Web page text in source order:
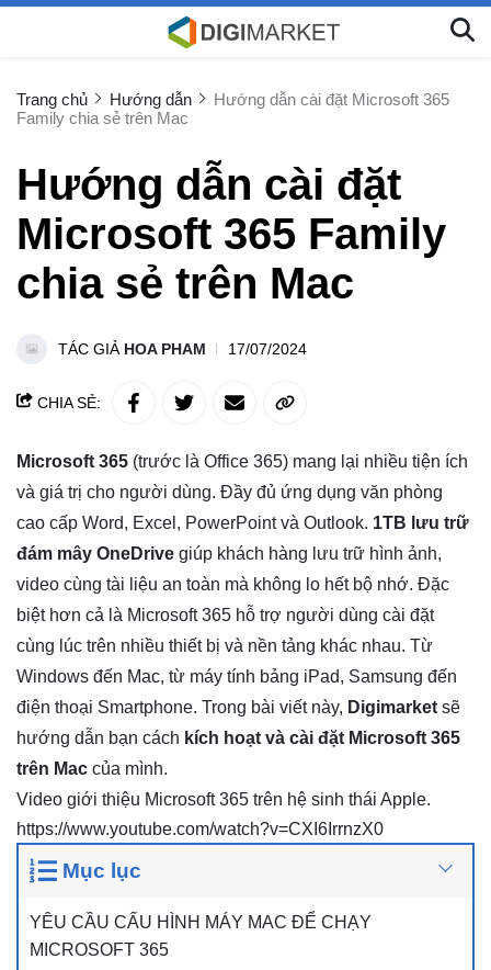
Trang chủ Hướng dẫn
Hướng dẫn cài đặt Microsoft 365
Family chia sẻ trên Mac
Hướng dẫn cài đặt
Microsoft 365 Family
chia sẻ trên Mac
TÁC GIẢ HOA PHAM 17/07/2024
CHIA SẺ:
Microsoft 365 (trước là Office 365) mang lại nhiều tiện ích
và giá trị cho người dùng. Đầy đủ ứng dụng văn phòng
cao cấp Word, Excel, PowerPoint và Outlook. 1TB lưu trữ
đám mây OneDrive giúp khách hàng lưu trữ hình ảnh,
video cùng tài liệu an toàn mà không lo hết bộ nhớ. Đặc
biệt hơn cả là Microsoft 365 hỗ trợ người dùng cài đặt
cùng lúc trên nhiều thiết bị và nền tảng khác nhau. Từ
Windows đến Mac, từ máy tính bảng iPad, Samsung đến
điện thoại Smartphone. Trong bài viết này, Digimarket sẽ
hướng dẫn bạn cách kích hoạt và cài đặt Microsoft 365
trên Mac của mình.
Video giới thiệu Microsoft 365 trên hệ sinh thái Apple.
https://www.youtube.com/watch?v=CXI6IrrnzX0
Mục lục
YÊU CẦU CẤU HÌNH MÁY MAC ĐỂ CHẠY
MICROSOFT 365